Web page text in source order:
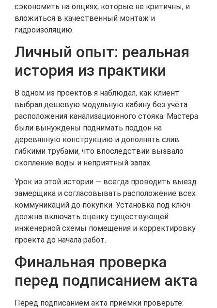
сэкономить на опциях, которые не критичны, и
вложиться в качественный монтаж и
гидроизоляцию.
Личный опыт: реальная
история из практики
В одном из проектов я наблюдал, как клиент
выбрал дешевую модульную кабину без учёта
расположения канализационного стояка. Мастера
были вынуждены поднимать поддон на
деревянную конструкцию и дополнять слив
гибкими трубами, что впоследствии вызвало
скопление воды и неприятный запах.
Урок из этой истории — всегда проводить выезд
замерщика и согласовывать расположение всех
коммуникаций до покупки. Установка под ключ
должна включать оценку существующей
инженерной схемы помещения и корректировку
проекта до начала работ.
Финальная проверка
перед подписанием акта
Перед подписанием акта приёмки проверьте: